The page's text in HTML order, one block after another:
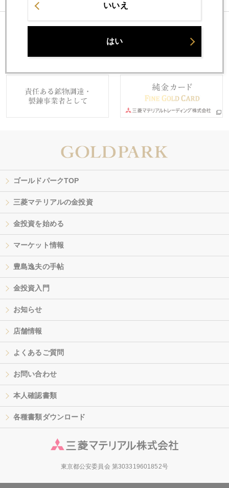
ゴールドパークTOP
三菱マテリアルの金投資
金投資を始める
マーケット情報
豊島逸夫の手帖
金投資入門
お知らせ
店舗情報
よくあるご質問
お問い合わせ
本人確認書類
各種書類ダウンロード
東京都公安委員会 第303319601852号
いいえ
はい